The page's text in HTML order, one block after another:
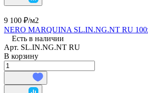
9 100 ₽/м2
NERO MARQUINA SL.IN.NG.NT RU
Есть в наличии
Арт. SL.IN.NG.NT RU
В корзину